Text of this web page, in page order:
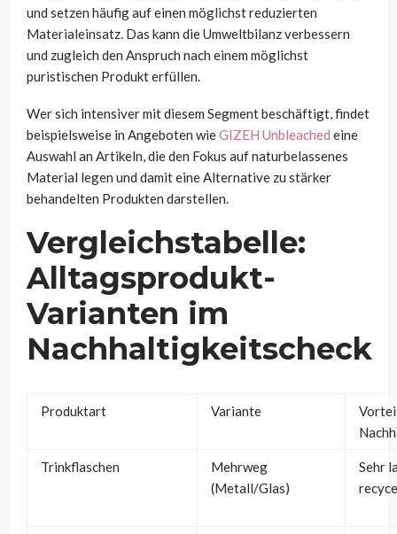
und setzen häufig auf einen möglichst reduzierten
Materialeinsatz. Das kann die Umweltbilanz verbessern
und zugleich den Anspruch nach einem möglichst
puristischen Produkt erfüllen.
Wer sich intensiver mit diesem Segment beschäftigt, findet
beispielsweise in Angeboten wieGIZEH Unbleached eine
Auswahl an Artikeln, die den Fokus auf naturbelassenes
Material legen und damit eine Alternative zu stärker
behandelten Produkten darstellen.
Vergleichstabelle:
Alltagsprodukt-
Varianten im
Nachhaltigkeitscheck
Produktart Variante
Trinkflaschen
Mehrweg
(Metall/Glas)
Sehr